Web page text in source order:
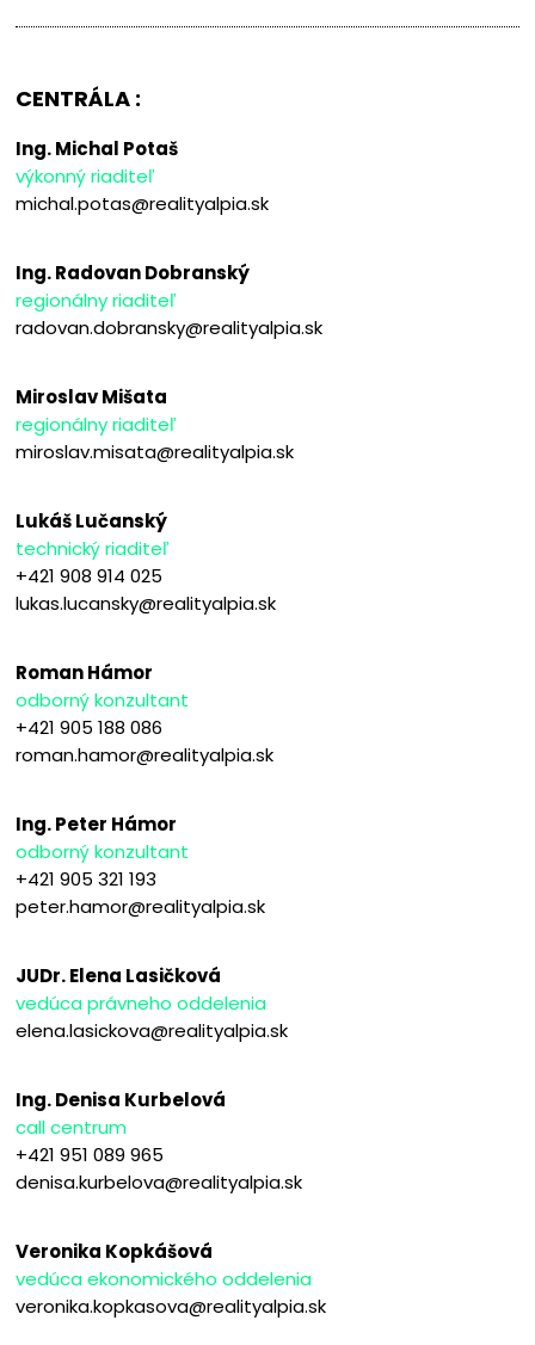
CENTRÁLA :
Ing. Michal Potaš
výkonný riaditeľ
michal.potas@realityalpia.sk
Ing. Radovan Dobranský
regionálny riaditeľ
radovan.dobransky@realityalpia.sk
Miroslav Mišata
regionálny riaditeľ
miroslav.misata@realityalpia.sk
Lukáš Lučanský
technický riaditeľ
+421 908 914 025
lukas.lucansky@realityalpia.sk
Roman Hámor
odborný konzultant
+421 905 188 086
roman.hamor@realityalpia.sk
Ing. Peter Hámor
odborný konzultant
+421 905 321 193
peter.hamor@realityalpia.sk
JUDr. Elena Lasičková
vedúca právneho oddelenia
elena.lasickova@realityalpia.sk
Ing. Denisa Kurbelová
call centrum
+421 951 089 965
denisa.kurbelova@realityalpia.sk
Veronika Kopkášová
vedúca ekonomického oddelenia
veronika.kopkasova@realityalpia.sk